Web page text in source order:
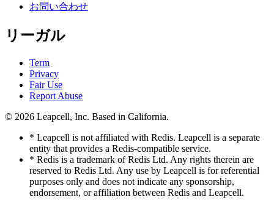
お問い合わせ
リーガル
Term
Privacy
Fair Use
Report Abuse
© 2026 Leapcell, Inc. Based in California.
* Leapcell is not affiliated with Redis. Leapcell is a separate
entity that provides a Redis-compatible service.
* Redis is a trademark of Redis Ltd. Any rights therein are
reserved to Redis Ltd. Any use by Leapcell is for referential
purposes only and does not indicate any sponsorship,
endorsement, or affiliation between Redis and Leapcell.